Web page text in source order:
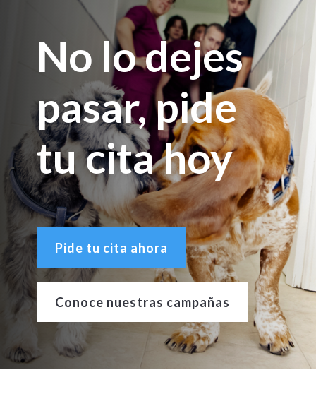
No lo dejes
pasar, pide
tu cita hoy
Pide tu cita ahora
Conoce nuestras campañas